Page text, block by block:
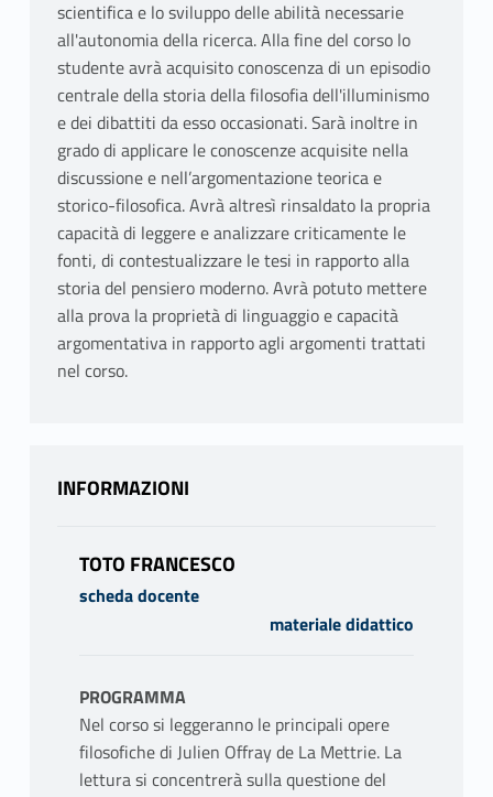
scientifica e lo sviluppo delle abilità necessarie
all'autonomia della ricerca. Alla fine del corso lo
studente avrà acquisito conoscenza di un episodio
centrale della storia della filosofia dell'illuminismo
e dei dibattiti da esso occasionati. Sarà inoltre in
grado di applicare le conoscenze acquisite nella
discussione e nell’argomentazione teorica e
storico-filosofica. Avrà altresì rinsaldato la propria
capacità di leggere e analizzare criticamente le
fonti, di contestualizzare le tesi in rapporto alla
storia del pensiero moderno. Avrà potuto mettere
alla prova la proprietà di linguaggio e capacità
argomentativa in rapporto agli argomenti trattati
nel corso.
INFORMAZIONI
TOTO FRANCESCO
scheda docente
materiale didattico
PROGRAMMA
Nel corso si leggeranno le principali opere
filosofiche di Julien Offray de La Mettrie. La
lettura si concentrerà sulla questione del